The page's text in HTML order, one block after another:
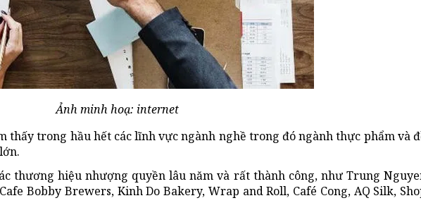
Ảnh minh hoạ: internet
trong hầu hết các lĩnh vực ngành nghề trong đó ngành thực phẩm và
thương hiệu nhượng quyền lâu năm và rất thành công, như Trung
Bobby Brewers, Kinh Do Bakery, Wrap and Roll, Café Cong, AQ Silk,